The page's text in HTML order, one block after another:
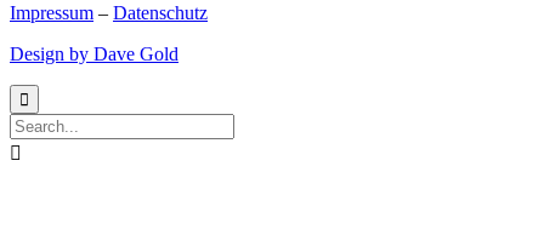
Impressum – Datenschutz
Design by Dave Gold

